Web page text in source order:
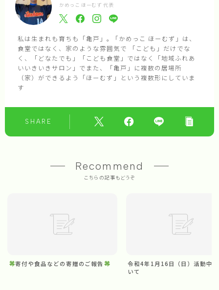
かめっこ ほーむず 代表
私は生まれも育ちも「亀戸」｡ 「かめっこ ほーむず」は、
食堂ではなく、家のような雰囲気で 「こども」だけでな
く、「どなたでも」「こども食堂」ではなく「地域ふれあ
いいきいきサロン」でまた、「亀戸」に複数の居場所
（家）ができるよう「ほーむず」という複数形にしていま
す
SHARE
Recommend
こちらの記事もどうぞ
寄付や食品などの寄贈のご報告
令和4年1月16日（日）活動中
いて